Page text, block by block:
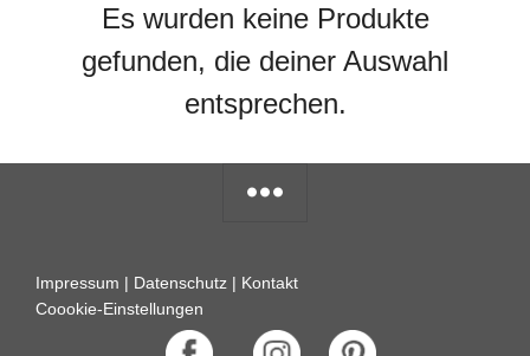
Es wurden keine Produkte
gefunden, die deiner Auswahl
entsprechen.
Impressum | Datenschutz | Kontakt
Coookie-Einstellungen